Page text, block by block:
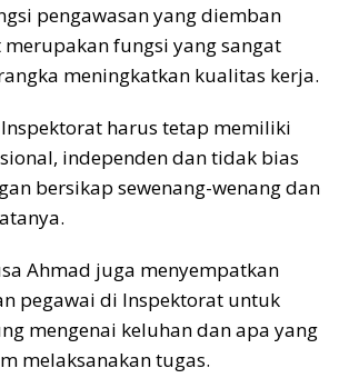
pengawasan yang diemban
fungsi yang sangat
meningkatkan kualitas kerja.
Inspektorat harus tetap memiliki
independen dan tidak bias
bersikap sewenang-wenang dan
Ahmad juga menyempatkan
pegawai di Inspektorat untuk
mengenai keluhan dan apa yang
melaksanakan tugas.